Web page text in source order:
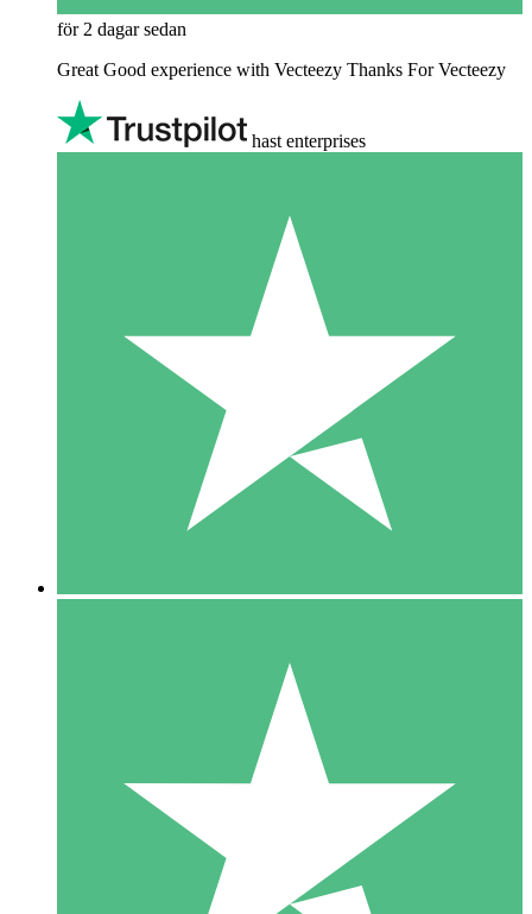
för 2 dagar sedan
Great Good experience with Vecteezy Thanks For Vecteezy
hast enterprises